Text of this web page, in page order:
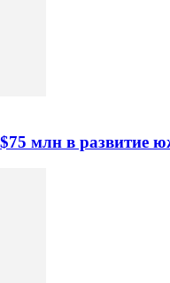
млн в развитие